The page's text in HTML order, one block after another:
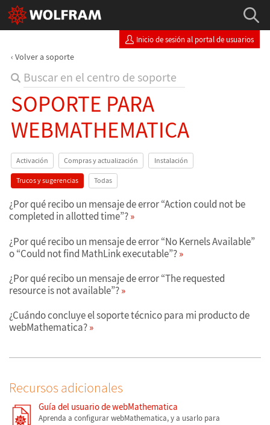
Inicio de sesión al portal de usuarios
Volver a soporte
SOPORTE PARA
WEBMATHEMATICA
Activación Compras y actualización Instalación
Trucos y sugerencias Todas
¿Por qué recibo un mensaje de error “Action could not be
completed in allotted time”?
¿Por qué recibo un mensaje de error “No Kernels Available”
o “Could not find MathLink executable”?
¿Por qué recibo un mensaje de error “The requested
resource is not available”?
¿Cuándo concluye el soporte técnico para mi producto de
webMathematica?
Recursos adicionales
Guía del usuario de webMathematica
Aprenda a configurar webMathematica, y a usarlo para